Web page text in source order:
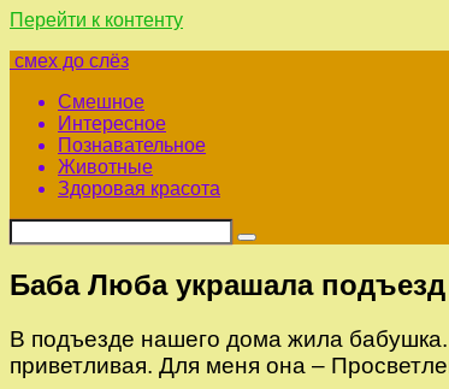
Перейти к контенту
смех до слёз
Смешное
Интересное
Познавательное
Животные
Здоровая красота
Баба Люба украшала
В подъезде нашего дома жила
приветливая. Для меня она –